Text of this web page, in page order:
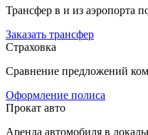
Трансфер в и из аэропорта
Заказать трансфер
Страховка
Сравнение предложений
Оформление полиса
Прокат авто
Аренда автомобиля в